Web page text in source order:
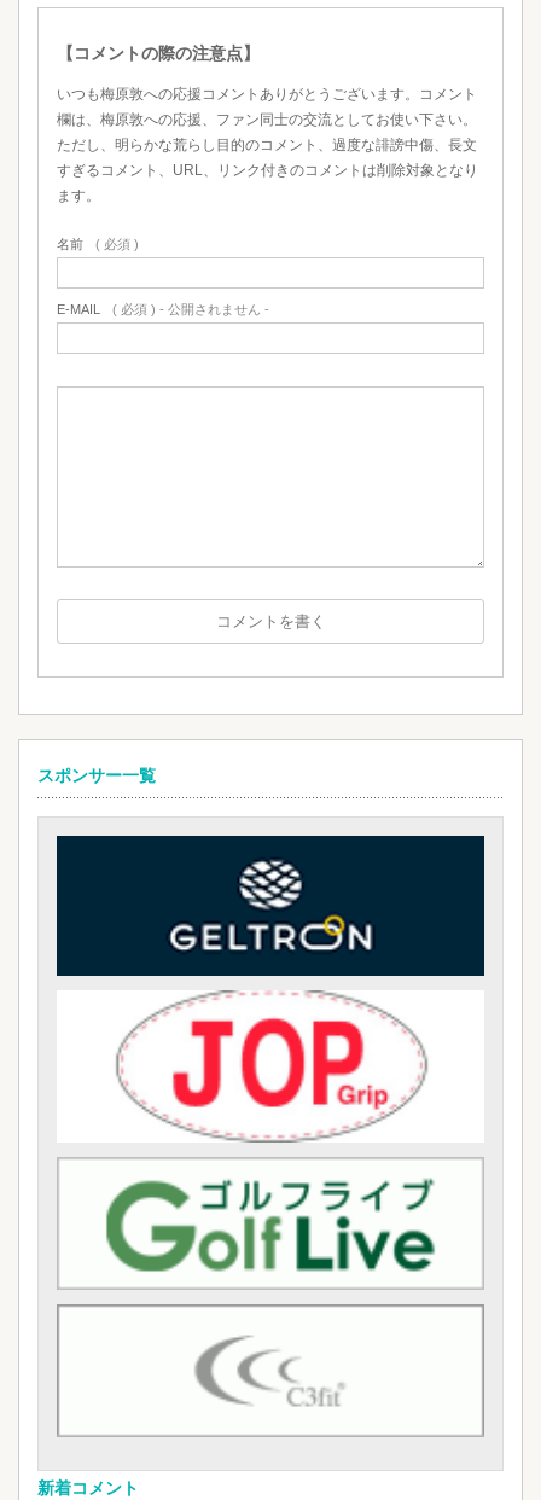
【コメントの際の注意点】
いつも梅原敦への応援コメントありがとうございます。コメント
欄は、梅原敦への応援、ファン同士の交流としてお使い下さい。
ただし、明らかな荒らし目的のコメント、過度な誹謗中傷、長文
すぎるコメント、URL、リンク付きのコメントは削除対象となり
ます。
名前 ( 必須 )
E-MAIL ( 必須 ) - 公開されません -
スポンサー一覧
新着コメント